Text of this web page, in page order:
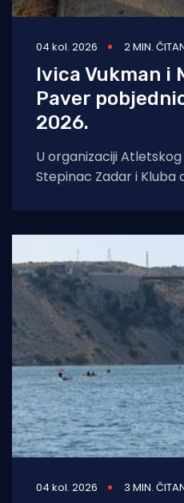
04 kol. 2026 2 MIN.
Ivica Vukman i
Paver
2026.
U organizaciji
Stepinac Zadar i
04 kol. 2026 3 MIN.